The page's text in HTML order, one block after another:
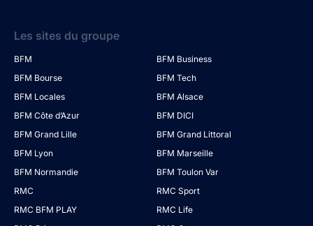
Les sites du groupe
BFM
BFM Business
BFM Bourse
BFM Tech
BFM Locales
BFM Alsace
BFM Côte d’Azur
BFM DICI
BFM Grand Lille
BFM Grand Littoral
BFM Lyon
BFM Marseille
BFM Normandie
BFM Toulon Var
RMC
RMC Sport
RMC BFM PLAY
RMC Life